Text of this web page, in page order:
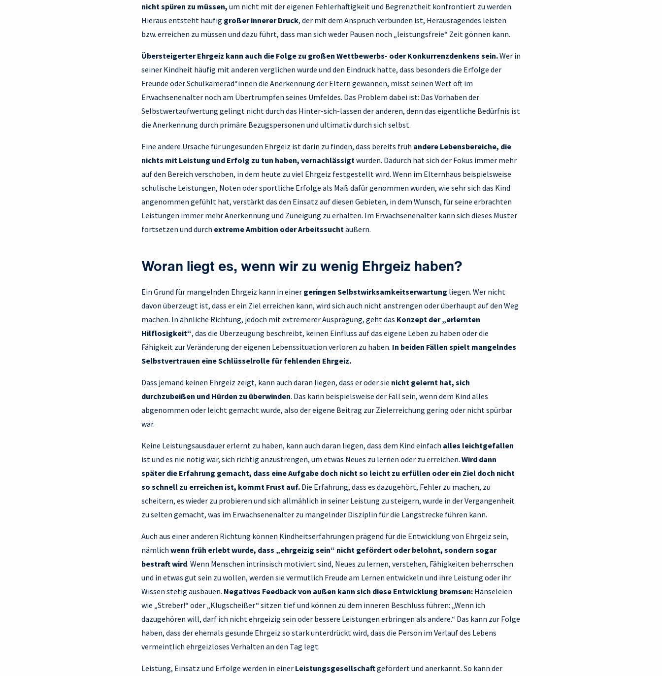
nicht spüren zu müssen, um nicht mit der eigenen Fehlerhaftigkeit und Begrenztheit konfrontiert zu werden.
Hieraus entsteht häufig großer innerer Druck, der mit dem Anspruch verbunden ist, Herausragendes leisten
bzw. erreichen zu müssen und dazu führt, dass man sich weder Pausen noch „leistungsfreie“ Zeit gönnen kann.
Übersteigerter Ehrgeiz kann auch die Folge zu großen Wettbewerbs- oder Konkurrenzdenkens sein.Wer in
seiner Kindheit häufig mit anderen verglichen wurde und den Eindruck hatte, dass besonders die Erfolge der
Freunde oder Schulkamerad*innen die Anerkennung der Eltern gewannen, misst seinen Wert oft im
Erwachsenenalter noch am Übertrumpfen seines Umfeldes. Das Problem dabei ist: Das Vorhaben der
Selbstwertaufwertung gelingt nicht durch das Hinter-sich-lassen der anderen, denn das eigentliche Bedürfnis ist
die Anerkennung durch primäre Bezugspersonen und ultimativ durch sich selbst.
Eine andere Ursache für ungesunden Ehrgeiz ist darin zu finden, dass bereits früh andere Lebensbereiche, die
nichts mit Leistung und Erfolg zu tun haben, vernachlässigtwurden. Dadurch hat sich der Fokus immer mehr
auf den Bereich verschoben, in dem heute zu viel Ehrgeiz festgestellt wird. Wenn im Elternhaus beispielsweise
schulische Leistungen, Noten oder sportliche Erfolge als Maß dafür genommen wurden, wie sehr sich das Kind
angenommen gefühlt hat, verstärkt das den Einsatz auf diesen Gebieten, in dem Wunsch, für seine erbrachten
Leistungen immer mehr Anerkennung und Zuneigung zu erhalten. Im Erwachsenenalter kann sich dieses Muster
fortsetzen und durch extreme Ambition oder Arbeitssuchtäußern.
Woran liegt es, wenn wir zu wenig Ehrgeiz haben?
Ein Grund für mangelnden Ehrgeiz kann in einer geringen Selbstwirksamkeitserwartung liegen. Wer nicht
davon überzeugt ist, dass er ein Ziel erreichen kann, wird sich auch nicht anstrengen oder überhaupt auf den Weg
machen. In ähnliche Richtung, jedoch mit extremerer Ausprägung, geht das Konzept der „erlernten
Hilflosigkeit“, das die Überzeugung beschreibt, keinen Einfluss auf das eigene Leben zu haben oder die
Fähigkeit zur Veränderung der eigenen Lebenssituation verloren zu haben. In beiden Fällen spielt mangelndes
Selbstvertrauen eine Schlüsselrolle für fehlenden Ehrgeiz.
Dass jemand keinen Ehrgeiz zeigt, kann auch daran liegen, dass er oder sie nicht gelernt hat, sich
durchzubeißen und Hürden zu überwinden. Das kann beispielsweise der Fall sein, wenn dem Kind alles
abgenommen oder leicht gemacht wurde, also der eigene Beitrag zur Zielerreichung gering oder nicht spürbar
war.
Keine Leistungsausdauer erlernt zu haben, kann auch daran liegen, dass dem Kind einfach alles leichtgefallen
ist und es nie nötig war, sich richtig anzustrengen, um etwas Neues zu lernen oder zu erreichen. Wird dann
später die Erfahrung gemacht, dass eine Aufgabe doch nicht so leicht zu erfüllen oder ein Ziel doch nicht
so schnell zu erreichen ist, kommt Frust auf. Die Erfahrung, dass es dazugehört, Fehler zu machen, zu
scheitern, es wieder zu probieren und sich allmählich in seiner Leistung zu steigern, wurde in der Vergangenheit
zu selten gemacht, was im Erwachsenenalter zu mangelnder Disziplin für die Langstrecke führen kann.
Auch aus einer anderen Richtung können Kindheitserfahrungen prägend für die Entwicklung von Ehrgeiz sein,
nämlich wenn früh erlebt wurde, dass „ehrgeizig sein“ nicht gefördert oder belohnt, sondern sogar
bestraft wird. Wenn Menschen intrinsisch motiviert sind, Neues zu lernen, verstehen, Fähigkeiten beherrschen
und in etwas gut sein zu wollen, werden sie vermutlich Freude am Lernen entwickeln und ihre Leistung oder ihr
Wissen stetig ausbauen. Negatives Feedback von außen kann sich diese Entwicklung bremsen: Hänseleien
wie „Streber!“ oder „Klugscheißer“ sitzen tief und können zu dem inneren Beschluss führen: „Wenn ich
dazugehören will, darf ich nicht ehrgeizig sein oder bessere Leistungen erbringen als andere.“ Das kann zur Folge
haben, dass der ehemals gesunde Ehrgeiz so stark unterdrückt wird, dass die Person im Verlauf des Lebens
vermeintlich ehrgeizloses Verhalten an den Tag legt.
Leistung, Einsatz und Erfolge werden in einer Leistungsgesellschaftgefördert und anerkannt. So kann der